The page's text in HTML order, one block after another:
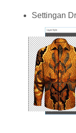
Settingan